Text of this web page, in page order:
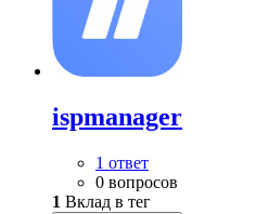
ispmanager
1 ответ
0 вопросов
1 Вклад в тег